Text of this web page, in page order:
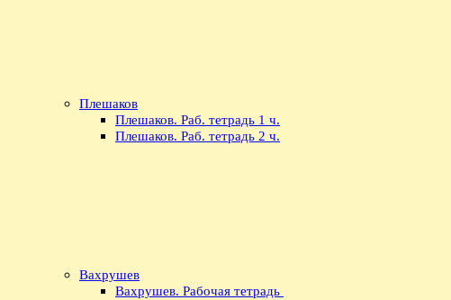
Плешаков
Плешаков. Раб. тетрадь 1 ч.
Плешаков. Раб. тетрадь 2 ч.
Вахрушев
Вахрушев. Рабочая тетрадь